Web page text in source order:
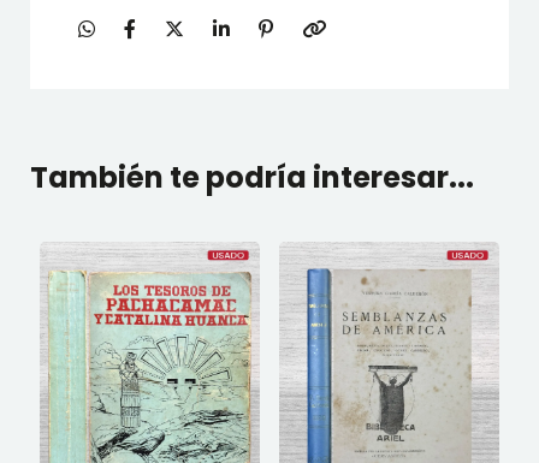
También te podría interesar...